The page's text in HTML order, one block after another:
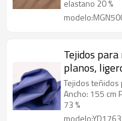
elastano 20 %
Tejidos
planos,
tejidos
Tejidos teñidos
Ancho: 155 cm
73 %
modelo:YD1763